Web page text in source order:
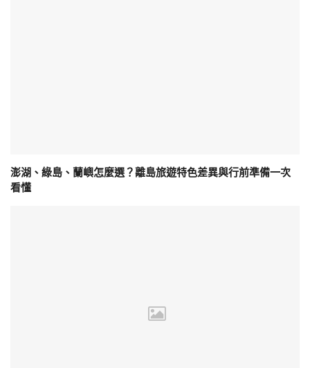
澎湖、綠島、蘭嶼怎麼選？離島旅遊特色差異與行前準備一次
看懂